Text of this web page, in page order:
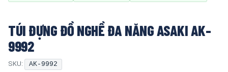
TÚI ĐỰNG ĐỒ NGHỀ ĐA NĂNG ASAKI AK-
9992
SKU: AK-9992